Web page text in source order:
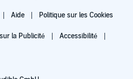
Aide Politique sur les Cookies
la Publicité Accessibilité